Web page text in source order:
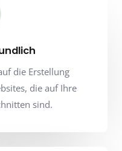
die Erstellung
die auf Ihre
sind.